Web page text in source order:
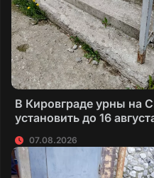
В Кировграде урны на
установить до 16
07.08.2026